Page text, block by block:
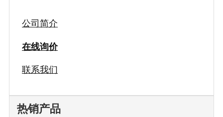
公司简介
在线询价
联系我们
热销产品